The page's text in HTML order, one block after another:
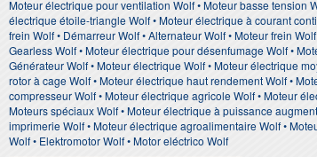
Moteur électrique pour ventilation Wolf • Moteur basse tension
électrique étoile-triangle Wolf • Moteur électrique à courant
frein Wolf • Démarreur Wolf • Alternateur Wolf • Moteur frein
Gearless Wolf • Moteur électrique pour désenfumage Wolf •
Générateur Wolf • Moteur électrique Wolf • Moteur électrique
rotor à cage Wolf • Moteur électrique haut rendement Wolf •
compresseur Wolf • Moteur électrique agricole Wolf • Moteur
Moteurs spéciaux Wolf • Moteur électrique à puissance
imprimerie Wolf • Moteur électrique agroalimentaire Wolf •
Wolf • Elektromotor Wolf • Motor eléctrico Wolf